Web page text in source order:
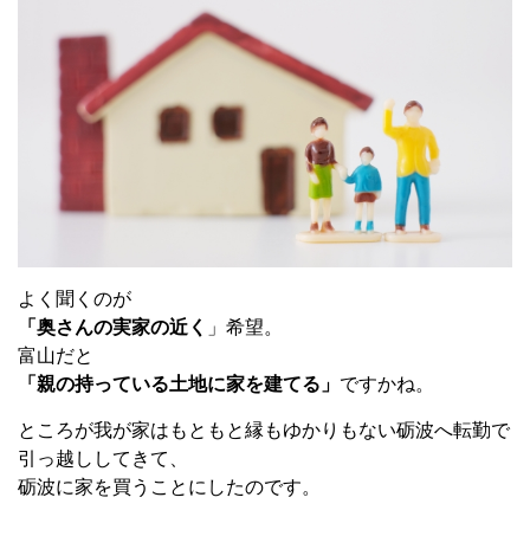
よく聞くのが
「奥さんの実家の近く 」希望。
富山だと
「親の持っている土地に家を建てる」 ですかね。
ところが我が家はもともと縁もゆかりもない砺波へ転勤で
引っ越ししてきて、
砺波に家を買うことにしたのです。